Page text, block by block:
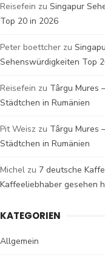
Reisefein zu Singapur
Top 20 in 2026
Peter boettcher zu
Sehenswürdigkeiten Top
Reisefein zu Târgu Mures
Städtchen in Rumänien
Pit Weisz zu Târgu Mures
Städtchen in Rumänien
Michel zu 7 deutsche
Kaffeeliebhaber gesehen
KATEGORIEN
Allgemein